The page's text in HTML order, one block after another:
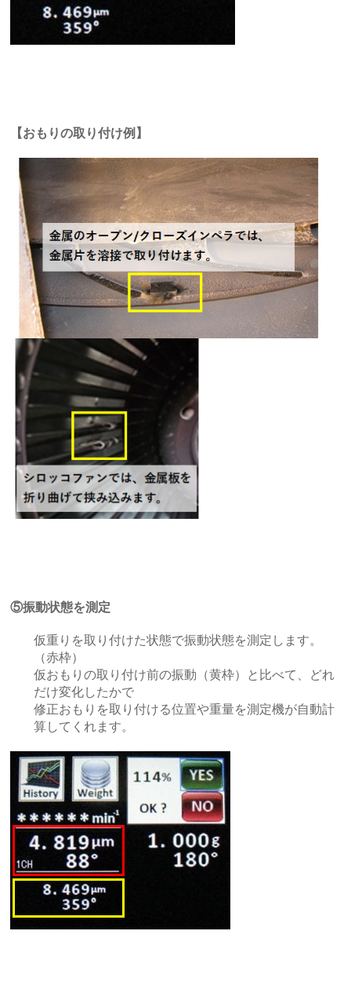
【おもりの取り付け例】
⑤振動状態を測定
仮重りを取り付けた状態で振動状態を測定します。
（赤枠）
仮おもりの取り付け前の振動（黄枠）と比べて、どれ
だけ変化したかで
修正おもりを取り付ける位置や重量を測定機が自動計
算してくれます。